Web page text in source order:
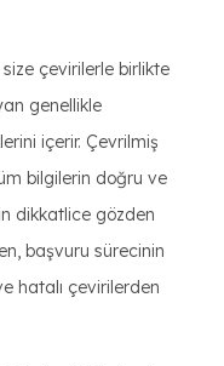
çevirilerle birlikte
genellikle
içerir. Çevrilmiş
bilgilerin doğru ve
dikkatlice gözden
başvuru sürecinin
hatalı çevirilerden